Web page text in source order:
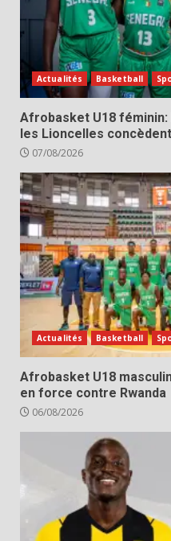
Actualités Basketball
Afrobasket U18
les Lioncelles
07/08/2026
Actualités Basketball
Afrobasket U18
en force contre Rwanda
06/08/2026